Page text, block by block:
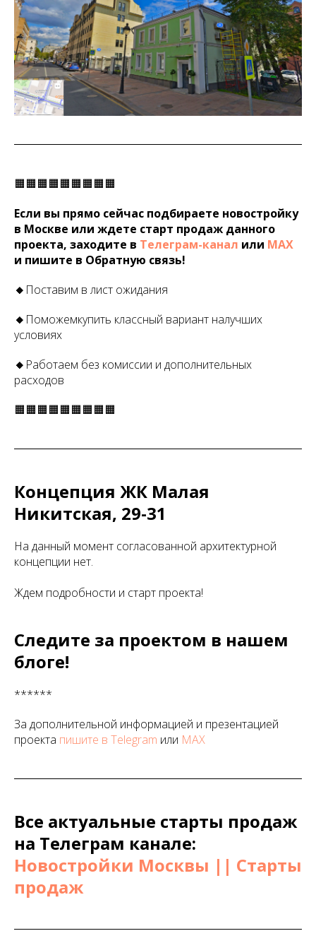
🟧🟧🟧🟧🟧🟧🟧🟧🟧
Если вы прямо сейчас подбираете новостройку
в Москве или ждете старт продаж данного
проекта, заходите в Телеграм-канал или МАХ
и пишите в Обратную связь!
🔸 Поставим в лист ожидания
🔸 Поможемкупить классный вариант налучших
условиях
🔸 Работаем без комиссии и дополнительных
расходов
🟧🟧🟧🟧🟧🟧🟧🟧🟧
Концепция ЖК Малая
Никитская, 29-31
На данный момент согласованной архитектурной
концепции нет.
Ждем подробности и старт проекта!
Следите за проектом в нашем
блоге!
******
За дополнительной информацией и презентацией
проекта пишите в Telegram или МАХ
Все актуальные старты продаж
на Телеграм канале:
Новостройки Москвы || Старты
продаж